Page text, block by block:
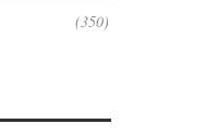
(350)